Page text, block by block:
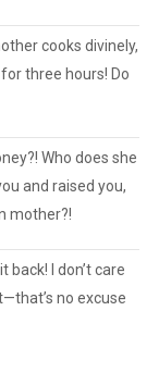
cooks divinely,
three hours! Do
Who does she
and raised you,
mother?!
back! I don’t care
no excuse